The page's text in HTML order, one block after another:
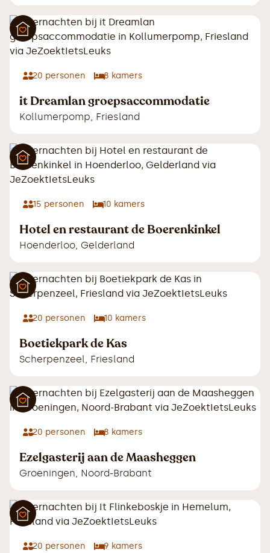
20 personen 8 kamers
it Dreamlan groepsaccommodatie
Kollumerpomp, Friesland
15 personen 10 kamers
Hotel en restaurant de Boerenkinkel
Hoenderloo, Gelderland
20 personen 10 kamers
Boetiekpark de Kas
Scherpenzeel, Friesland
20 personen 8 kamers
Ezelgasterij aan de Maasheggen
Groeningen, Noord-Brabant
20 personen 9 kamers